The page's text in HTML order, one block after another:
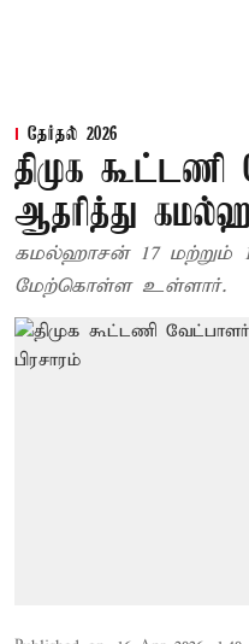
தேர்தல் 2026
திமுக
ஆதரித்து
கமல்ஹாசன் 17 மற்றும்
மேற்கொள்ள உள்ளார்.